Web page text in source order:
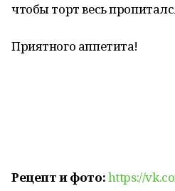
чтобы торт весь
Приятного аппетита!
Рецепт и фото:https://